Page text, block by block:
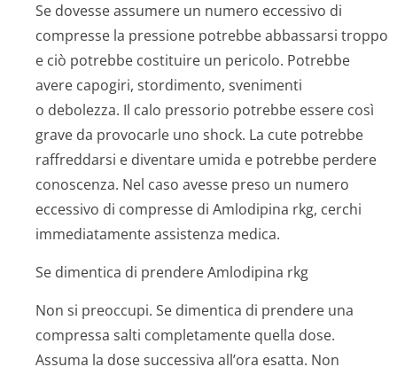
Se dovesse assumere un numero eccessivo di
compresse la pressione potrebbe abbassarsi troppo
e ciò potrebbe costituire un pericolo. Potrebbe
avere capogiri, stordimento, svenimenti
o debolezza. Il calo pressorio potrebbe essere così
grave da provocarle uno shock. La cute potrebbe
raffreddarsi e diventare umida e potrebbe perdere
conoscenza. Nel caso avesse preso un numero
eccessivo di compresse di Amlodipina rkg, cerchi
immediatamente assistenza medica.
Se dimentica di prendere Amlodipina rkg
Non si preoccupi. Se dimentica di prendere una
compressa salti completamente quella dose.
Assuma la dose successiva all’ora esatta. Non